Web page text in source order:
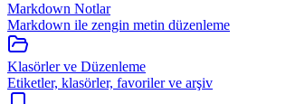
Markdown Notlar
Markdown ile zengin metin düzenleme
Klasörler ve Düzenleme
Etiketler, klasörler, favoriler ve arşiv